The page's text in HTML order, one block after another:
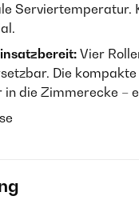
Serviertemperatur.
Vier
Die
die Zimmerecke –